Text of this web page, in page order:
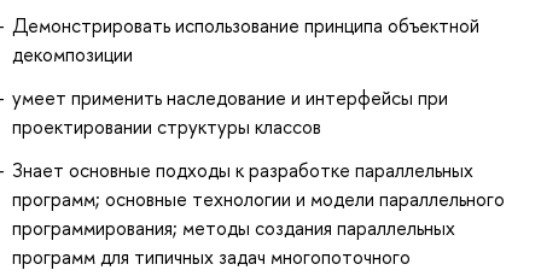
Демонстрировать использование принципа объектной
декомпозиции
умеет применить наследование и интерфейсы при
проектировании структуры классов
Знает основные подходы к разработке параллельных
программ; основные технологии и модели параллельного
программирования; методы создания параллельных
программ для типичных задач многопоточного